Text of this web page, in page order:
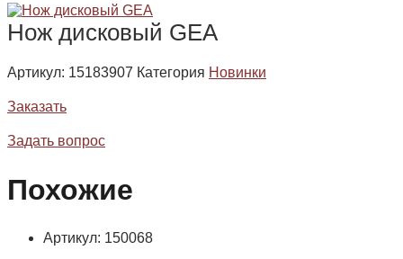
Нож дисковый GEA
Артикул: 15183907 Категория Новинки
Заказать
Задать вопрос
Похожие
Артикул: 150068